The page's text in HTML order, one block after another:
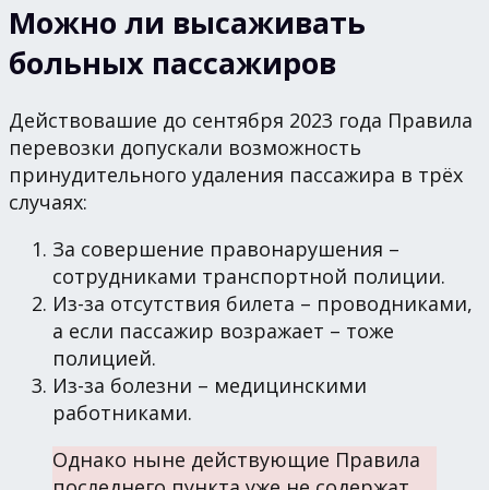
Можно ли высаживать
больных пассажиров
Действовашие до сентября 2023 года Правила
перевозки допускали возможность
принудительного удаления пассажира в трёх
случаях:
За совершение правонарушения –
сотрудниками транспортной полиции.
Из-за отсутствия билета – проводниками,
а если пассажир возражает – тоже
полицией.
Из-за болезни – медицинскими
работниками.
Однако ныне действующие Правила